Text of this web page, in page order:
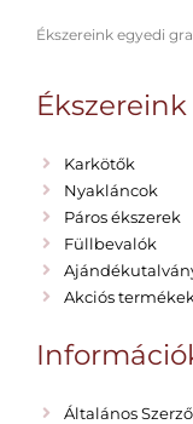
Ékszereink egyedi
Ékszereink
Karkötők
Nyakláncok
Páros ékszerek
Füllbevalók
Akciós termékek
Általános